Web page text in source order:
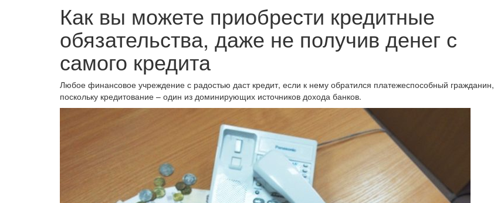
Как вы можете приобрести кредитные
обязательства, даже не получив денег с
самого кредита
Любое финансовое учреждение с радостью даст кредит, если к нему обратился платежеспособный гражданин,
поскольку кредитование – один из доминирующих источников дохода банков.